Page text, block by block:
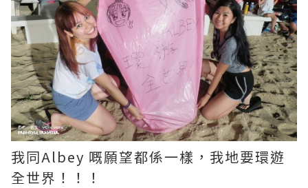
我同Albey 嘅願望都係一樣，我地要環遊
全世界！！！